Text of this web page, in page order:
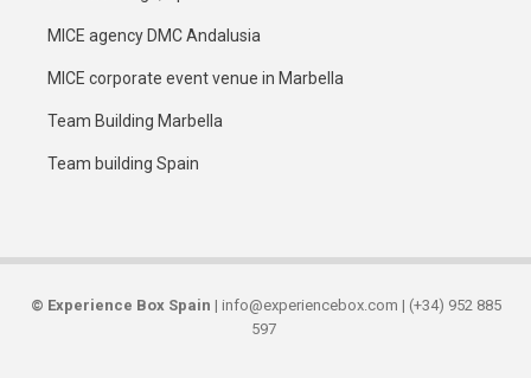
MICE agency DMC Andalusia
MICE corporate event venue in Marbella
Team Building Marbella
Team building Spain
© Experience Box Spain | info@experiencebox.com | (+34) 952 885
597